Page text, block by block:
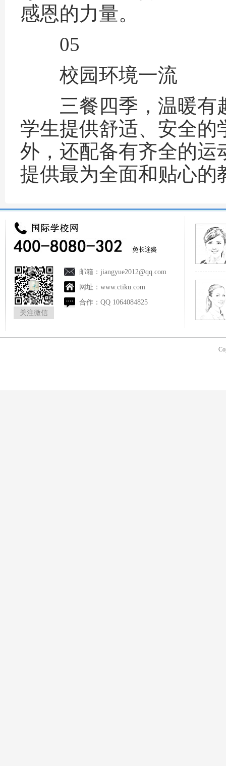
感恩的力量。
05
校园环境一流
三餐四季，温暖有
学生提供舒适、安全的
外，还配备有齐全的运
提供最为全面和贴心的
关注微信
邮箱： jiangyue2012@qq.com
网址： www.ctiku.com
合作： QQ 1064084825